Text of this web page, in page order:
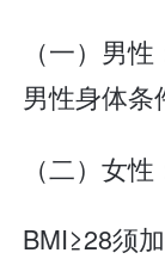
（一）男
男性身体条
（二）女
BMI≥28须